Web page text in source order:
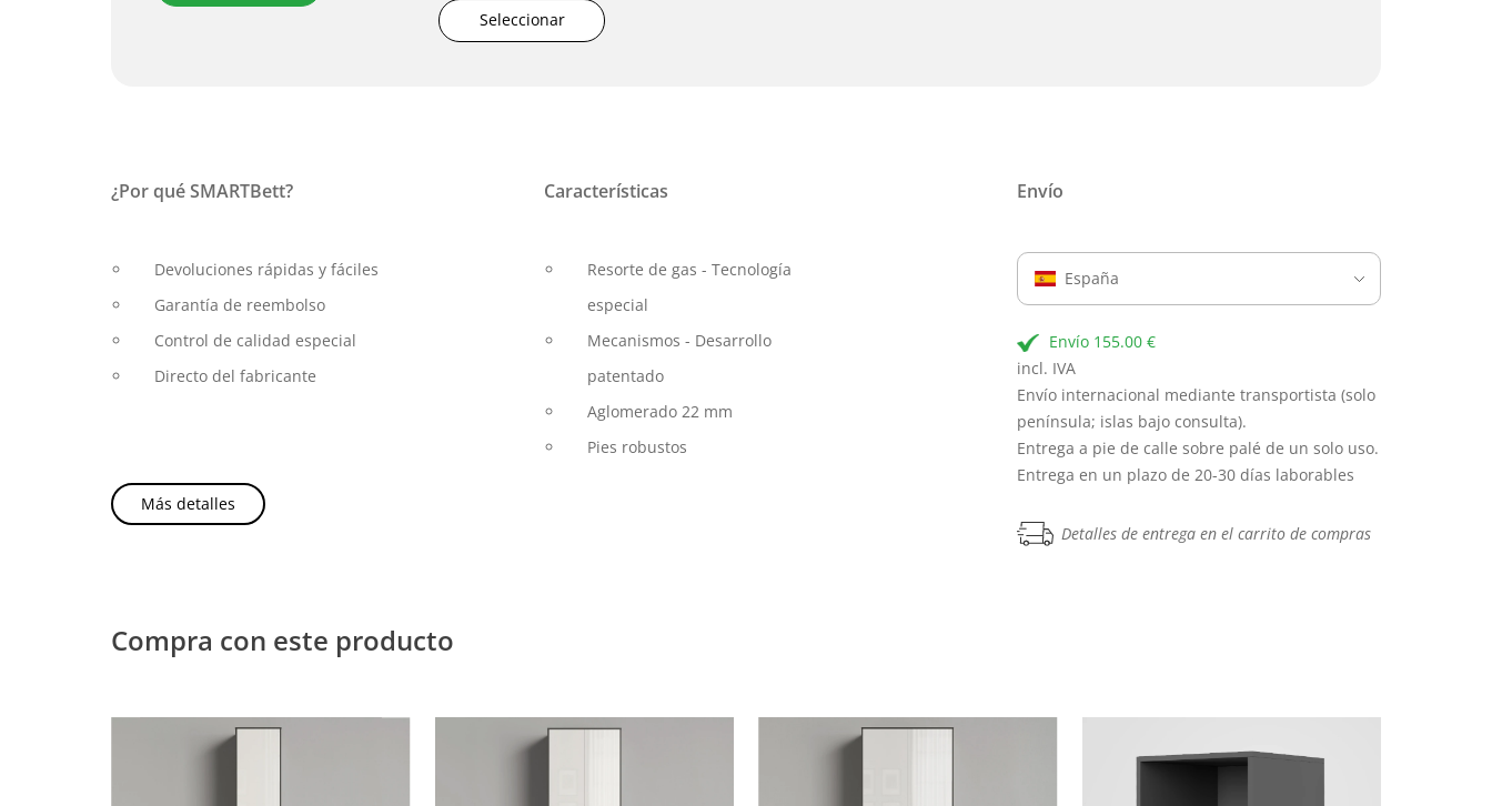
Seleccionar
¿Por qué SMARTBett?
Devoluciones rápidas y fáciles
Garantía de reembolso
Control de calidad especial
Directo del fabricante
Características
Resorte de gas - Tecnología
especial
Mecanismos - Desarrollo
patentado
Aglomerado 22 mm
Pies robustos
Más detalles
Envío
España
Envío 155.00 €
incl. IVA
Envío internacional mediante transportista (solo
península; islas bajo consulta).
Entrega a pie de calle sobre palé de un solo uso.
Entrega en un plazo de 20-30 días laborables
Detalles de entrega en el carrito de compras
Compra con este producto